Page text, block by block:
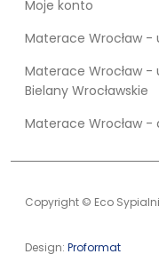
Moje konto
Materace Wrocław -
Materace Wrocław -
Bielany Wrocławskie
Materace Wrocław -
Copyright © Eco
Design: Proformat